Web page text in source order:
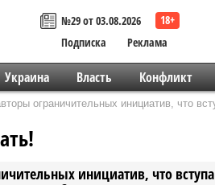
№29 от 03.08.2026
Подписка
Реклама
Украина Власть Конфликт
ограничительных инициатив, что
инициатив, что